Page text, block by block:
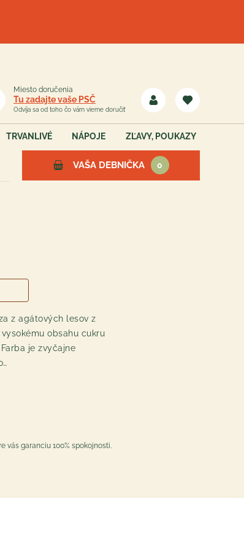
Miesto doručenia
Tu zadajte vaše PSČ
Odvíja sa od toho čo vám vieme doručiť
TRVANLIVÉ NÁPOJE ZĽAVY, POUKAZY
VAŠA DEBNIČKA 0
nákupný zoznam a obľúbené
produkty hocikde
určitého času
z agátových lesov z
obsahu cukru
je zvyčajne
vás garanciu 100% spokojnosti.